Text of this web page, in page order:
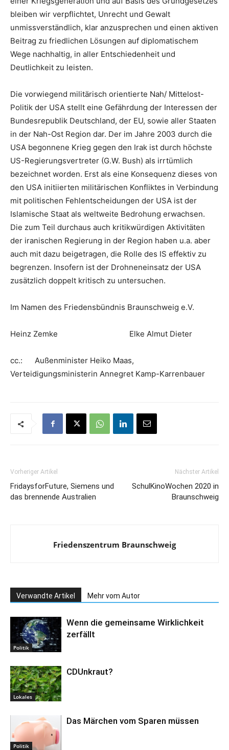
bleiben wir verpflichtet, Unrecht und Gewalt
unmissverständlich, klar anzusprechen und einen aktiven
Beitrag zu friedlichen Lösungen auf diplomatischem
Wege nachhaltig, in aller Entschiedenheit und
Deutlichkeit zu leisten.
Die vorwiegend militärisch orientierte Nah/ Mittelost-
Politik der USA stellt eine Gefährdung der Interessen der
Bundesrepublik Deutschland, der EU, sowie aller Staaten
in der Nah-Ost Region dar. Der im Jahre 2003 durch die
USA begonnene Krieg gegen den Irak ist durch höchste
US-Regierungsvertreter (G.W. Bush) als irrtümlich
bezeichnet worden. Erst als eine Konsequenz dieses von
den USA initiierten militärischen Konfliktes in Verbindung
mit politischen Fehlentscheidungen der USA ist der
Islamische Staat als weltweite Bedrohung erwachsen.
Die zum Teil durchaus auch kritikwürdigen Aktivitäten
der iranischen Regierung in der Region haben u.a. aber
auch mit dazu beigetragen, die Rolle des IS effektiv zu
begrenzen. Insofern ist der Drohneneinsatz der USA
zusätzlich doppelt kritisch zu untersuchen.
Im Namen des Friedensbündnis Braunschweig e.V.
Heinz Zemke Elke Almut Dieter
cc.: Außenminister Heiko Maas,
Verteidigungsministerin Annegret Kamp-Karrenbauer
Vorheriger Artikel
FridaysforFuture, Siemens und
das brennende Australien
Nächster Artikel
SchulKinoWochen 2020 in
Braunschweig
Friedenszentrum Braunschweig
Verwandte Artikel Mehr vom Autor
Politik
Wenn die gemeinsame Wirklichkeit
zerfällt
Lokales
CDUnkraut?
Politik
Das Märchen vom Sparen müssen